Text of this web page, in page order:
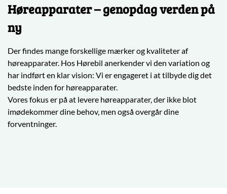
Høreapparater – genopdag verden på
ny
Der findes mange forskellige mærker og kvaliteter af
høreapparater. Hos Hørebil anerkender vi den variation og
har indført en klar vision: Vi er engageret i at tilbyde dig det
bedste inden for høreapparater.
Vores fokus er på at levere høreapparater, der ikke blot
imødekommer dine behov, men også overgår dine
forventninger.